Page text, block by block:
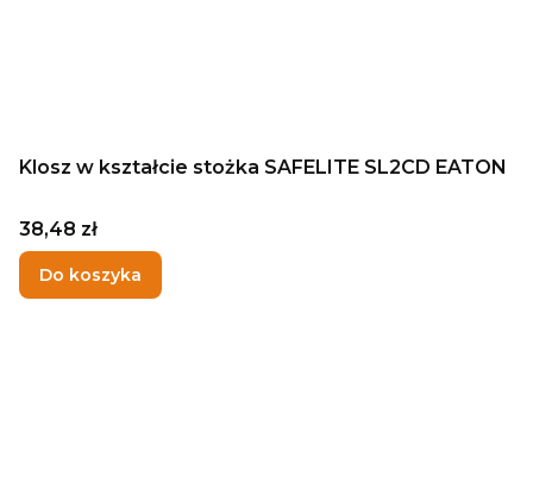
Klosz w kształcie stożka SAFELITE SL2CD EATON
Cena
38,48 zł
Do koszyka